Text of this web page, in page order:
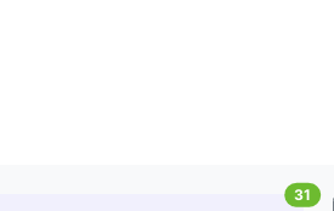
31